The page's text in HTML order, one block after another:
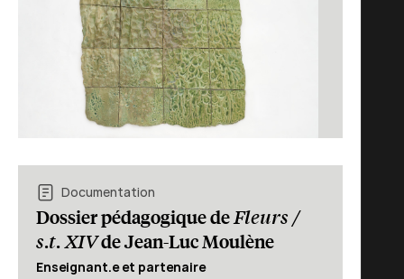
Documentation
Dossier pédagogique de Fleurs /
s.t. XIVde Jean-Luc Moulène
Enseignant.e et partenaire